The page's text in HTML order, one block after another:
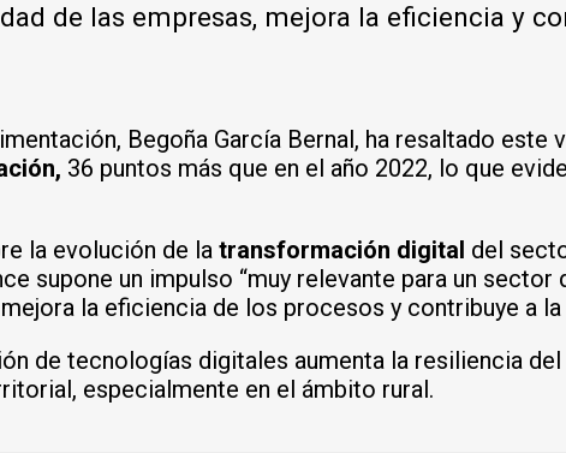
de las empresas, mejora la eficiencia y
Begoña García Bernal, ha resaltado
36 puntos más que en el año 2022, lo que
la evolución de la transformación digital del
supone un impulso “muy relevante para un
la eficiencia de los procesos y contribuye a la
de tecnologías digitales aumenta la resiliencia
especialmente en el ámbito rural.